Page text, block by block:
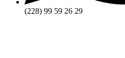
(228) 99 59 26 29